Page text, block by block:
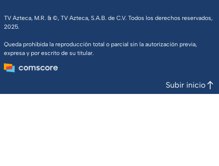
TV Azteca, M.R. & ©, TV Azteca, S.A.B. de C.V. Todos los derechos reservados,
2025.
Queda prohibida la reproducción total o parcial sin la autorización previa,
expresa y por escrito de su titular.
Subir inicio